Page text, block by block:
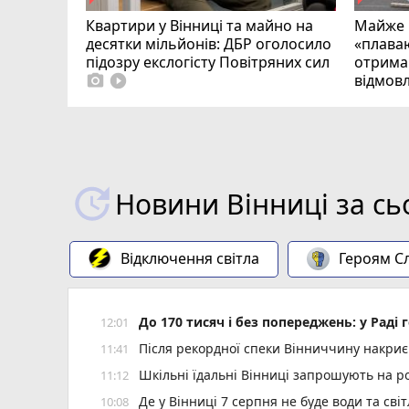
Квартири у Вінниці та майно на
десятки мільйонів: ДБР оголосило
підозру екслогісту Повітряних сил
photo_camera play_circle_filled
Майже
Новини Вінниці за
Відключення світла Героям
12:01 До 170 тисяч і без попереджень: у
11:41 Після рекордної спеки Вінниччину
11:12 Шкільні їдальні Вінниці запрошують на
10:08 Де у Вінниці 7 серпня не буде води та